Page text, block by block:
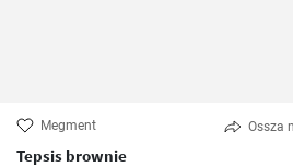
Megment Ossza
Tepsis brownie